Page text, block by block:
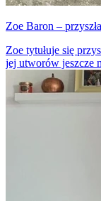
Zoe Baron –
Zoe tytułuje się
jej utworów jeszcze
jesteśmy fanami
nieznana, w końcu
tys. osób